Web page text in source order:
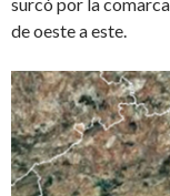
de oeste a este.